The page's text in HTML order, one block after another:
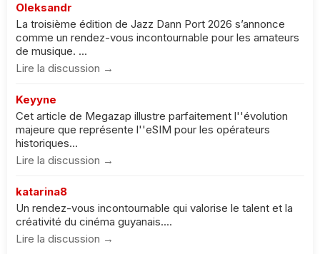
Oleksandr
La troisième édition de Jazz Dann Port 2026 s’annonce
comme un rendez-vous incontournable pour les amateurs
de musique. ...
Lire la discussion →
Keyyne
Cet article de Megazap illustre parfaitement l''évolution
majeure que représente l''eSIM pour les opérateurs
historiques...
Lire la discussion →
katarina8
Un rendez-vous incontournable qui valorise le talent et la
créativité du cinéma guyanais....
Lire la discussion →